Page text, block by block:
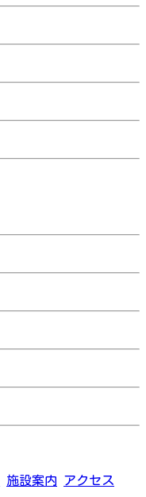
施設案内 アクセス